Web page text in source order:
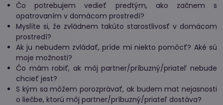
Čo potrebujem vedieť predtým, ako začnem s
opatrovaním v domácom prostredí?
Myslíte si, že zvládnem takúto starostlivosť v domácom
prostredí?
Ak ju nebudem zvládať, príde mi niekto pomôcť? Aké sú
moje možnosti?
Čo mám robiť, ak môj partner/príbuzný/priateľ nebude
chcieť jest?
S kým sa môžem porozprávať, ak budem mat nejasnosti
o liečbe, ktorú môj partner/príbuzný/priateľ dostáva?